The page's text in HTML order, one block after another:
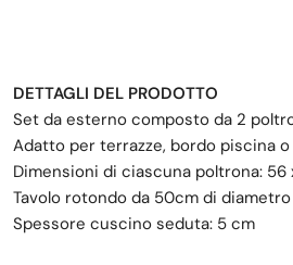
DETTAGLI DEL PRODOTTO
Set da esterno composto da 2
Adatto per terrazze, bordo piscina
Dimensioni di ciascuna poltrona: 56
Tavolo rotondo da 50cm di diametro
Spessore cuscino seduta: 5 cm